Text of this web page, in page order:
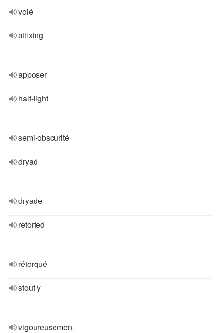
volé
affixing
apposer
half-light
semi-obscurité
dryad
dryade
retorted
rétorqué
stoutly
vigoureusement